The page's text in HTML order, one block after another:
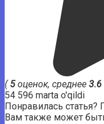
( 5оценок, среднее 3.6
54 596 marta o'qildi
Понравилась статья?
Вам также может